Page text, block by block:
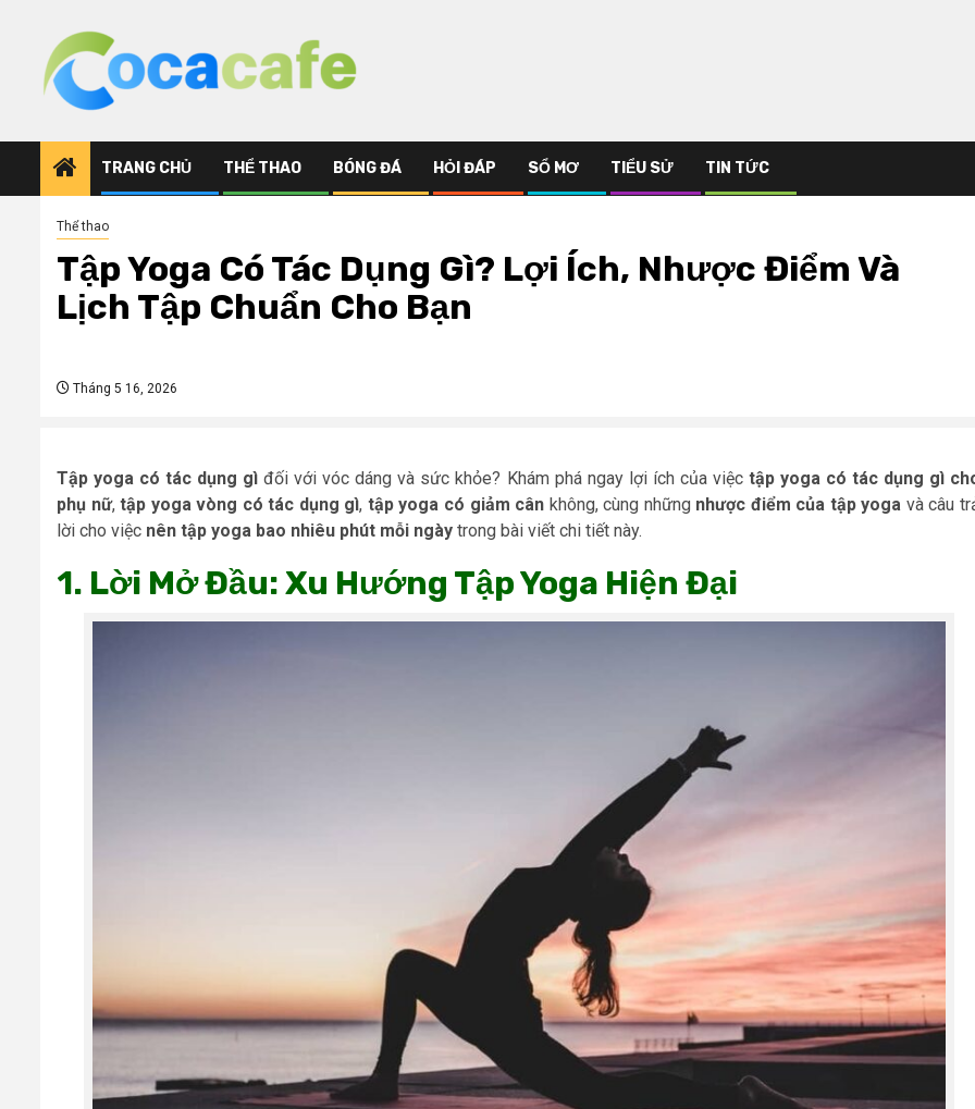
content
TRANG CHỦ THỂ THAO BÓNG ĐÁ HỎI ĐÁP SỔ MƠ TIỂU SỬ TIN TỨC
Thể thao
Tập Yoga Có Tác Dụng Gì? Lợi Ích, Nhược Điểm Và
Lịch Tập Chuẩn Cho Bạn
Tháng 5 16, 2026
Tập yoga có tác dụng gì đối với vóc dáng và sức khỏe? Khám phá ngay lợi ích của việc tập yoga có tác dụng gì
phụ nữ,tập yoga vòng có tác dụng gì, tập yoga có giảm cân không, cùng những nhược điểm của tập yoga và câu
lời cho việc nên tập yoga bao nhiêu phút mỗi ngày trong bài viết chi tiết này.
1. Lời Mở Đầu: Xu Hướng Tập Yoga Hiện Đại